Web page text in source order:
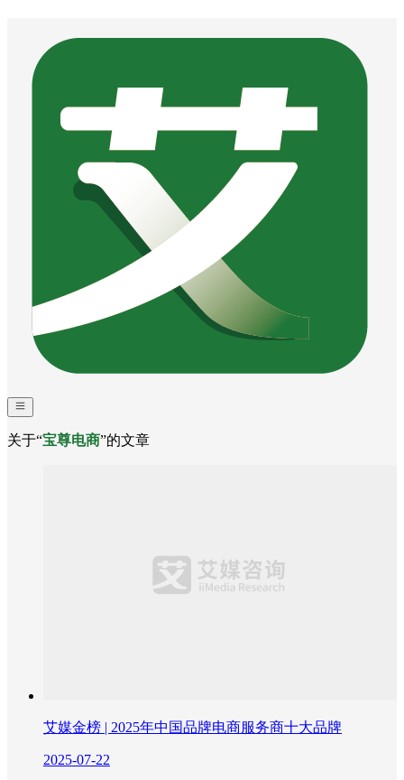
关于“宝尊电商”的文章
艾媒金榜 | 2025年中国品牌电商服务商十大品牌
2025-07-22